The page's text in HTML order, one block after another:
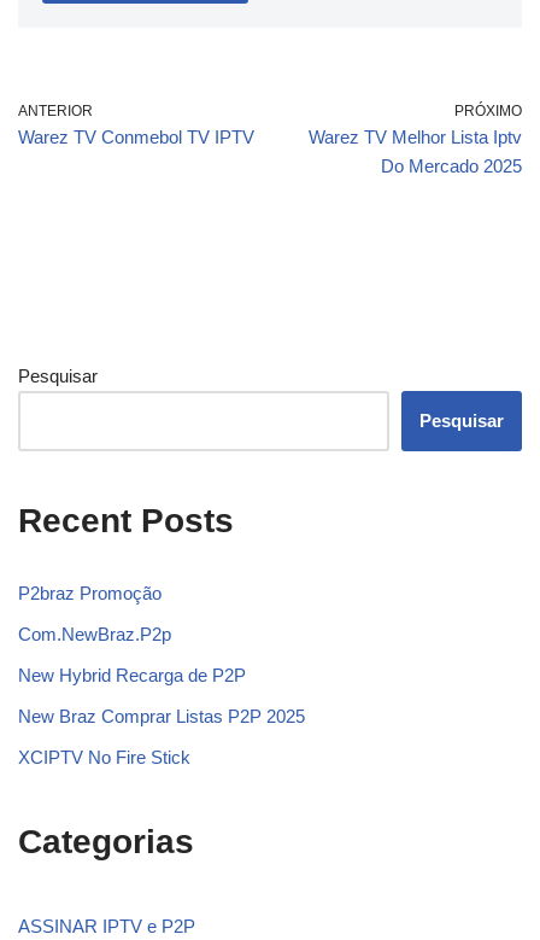
ANTERIOR
Warez TV Conmebol TV IPTV
PRÓXIMO
Warez TV Melhor Lista Iptv
Do Mercado 2025
Pesquisar
Pesquisar
Recent Posts
P2braz Promoção
Com.NewBraz.P2p
New Hybrid Recarga de P2P
New Braz Comprar Listas P2P 2025
XCIPTV No Fire Stick
Categorias
ASSINAR IPTV e P2P